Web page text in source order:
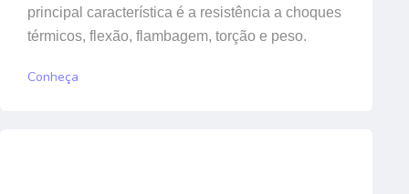
principal característica é a resistência a choques
térmicos, flexão, flambagem, torção e peso.
Conheça